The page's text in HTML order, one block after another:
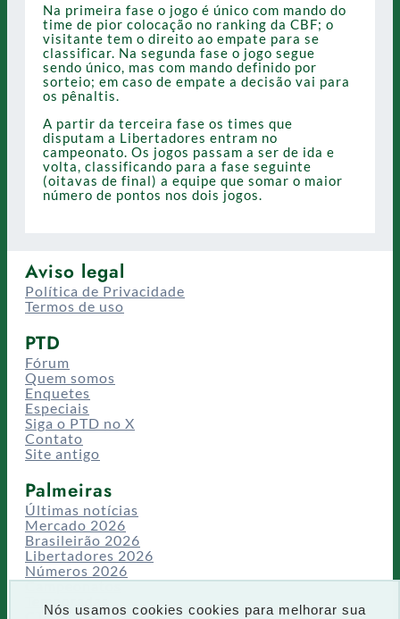
Nós usamos cookies cookies para melhorar sua
Na primeira fase o jogo é único com mando do
time de pior colocação no ranking da CBF; o
visitante tem o direito ao empate para se
classificar. Na segunda fase o jogo segue
sendo único, mas com mando definido por
sorteio; em caso de empate a decisão vai para
os pênaltis.
A partir da terceira fase os times que
disputam a Libertadores entram no
campeonato. Os jogos passam a ser de ida e
volta, classificando para a fase seguinte
(oitavas de final) a equipe que somar o maior
número de pontos nos dois jogos.
Aviso legal
Política de Privacidade
Termos de uso
PTD
Fórum
Quem somos
Enquetes
Especiais
Siga o PTD no X
Contato
Site antigo
Palmeiras
Últimas notícias
Mercado 2026
Brasileirão 2026
Libertadores 2026
Números 2026
Campeonatos
CT/Centro de Excelência